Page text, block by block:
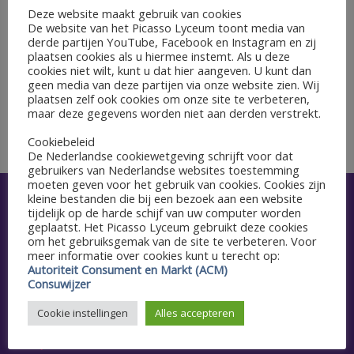
GEGEVENS
Datum:
4 juni 2023
Kennismakingsdag nieuwe brugklas Naschoolse sport (buiten)
Snel naar
Aanmelden
Agenda
Schoolgids
Deze website maakt gebruik van cookies
De website van het Picasso Lyceum toont media van
derde partijen YouTube, Facebook en Instagram en zij
plaatsen cookies als u hiermee instemt. Als u deze
cookies niet wilt, kunt u dat hier aangeven. U kunt dan
geen media van deze partijen via onze website zien. Wij
plaatsen zelf ook cookies om onze site te verbeteren,
maar deze gegevens worden niet aan derden verstrekt.
Cookiebeleid
De Nederlandse cookiewetgeving schrijft voor dat
gebruikers van Nederlandse websites toestemming
moeten geven voor het gebruik van cookies. Cookies zijn
kleine bestanden die bij een bezoek aan een website
tijdelijk op de harde schijf van uw computer worden
geplaatst. Het Picasso Lyceum gebruikt deze cookies
om het gebruiksgemak van de site te verbeteren. Voor
meer informatie over cookies kunt u terecht op:
Autoriteit Consument en Markt (ACM)
Consuwijzer
Cookie instellingen Alles accepteren